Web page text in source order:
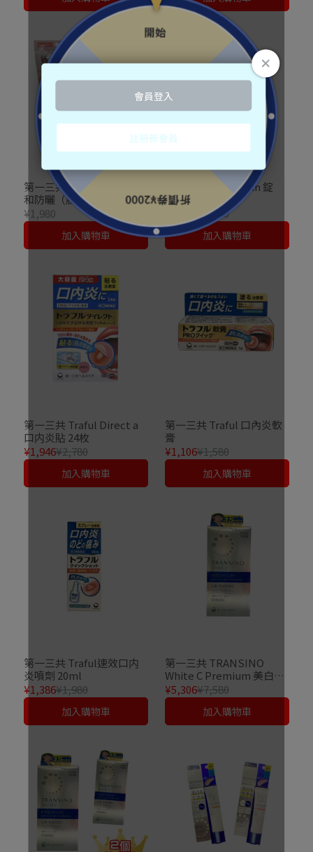
第一三共 MINON敏感肌溫
和防曬（臉部・身體適
用）
¥1,980
加入購物車
第一三共 Panlacmin 錠
550錠
¥3,080
加入購物車
第一三共 Traful Direct a
口内炎貼 24枚
¥1,946¥2,780
加入購物車
第一三共 Traful 口內炎軟
膏
¥1,106¥1,580
加入購物車
第一三共 Traful速效口内
炎噴劑 20ml
¥1,386¥1,980
加入購物車
第一三共 TRANSINO
White C Premium 美白丸
270錠
¥5,306¥7,580
加入購物車